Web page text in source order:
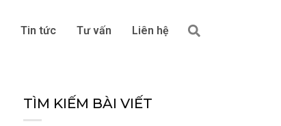
Tin tức Tư vấn Liên hệ Tìm
kiếm
TÌM KIẾM BÀI VIẾT